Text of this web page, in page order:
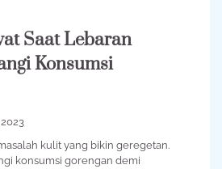
Saat Lebaran
Konsumsi
kulit yang bikin geregetan.
konsumsi gorengan demi